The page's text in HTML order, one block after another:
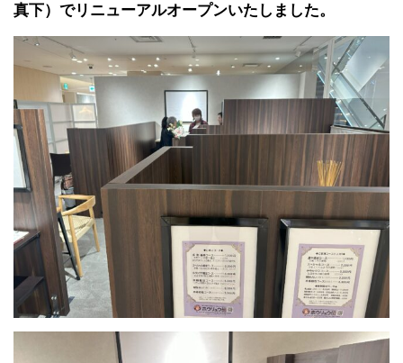
真下）でリニューアルオープンいたしました。